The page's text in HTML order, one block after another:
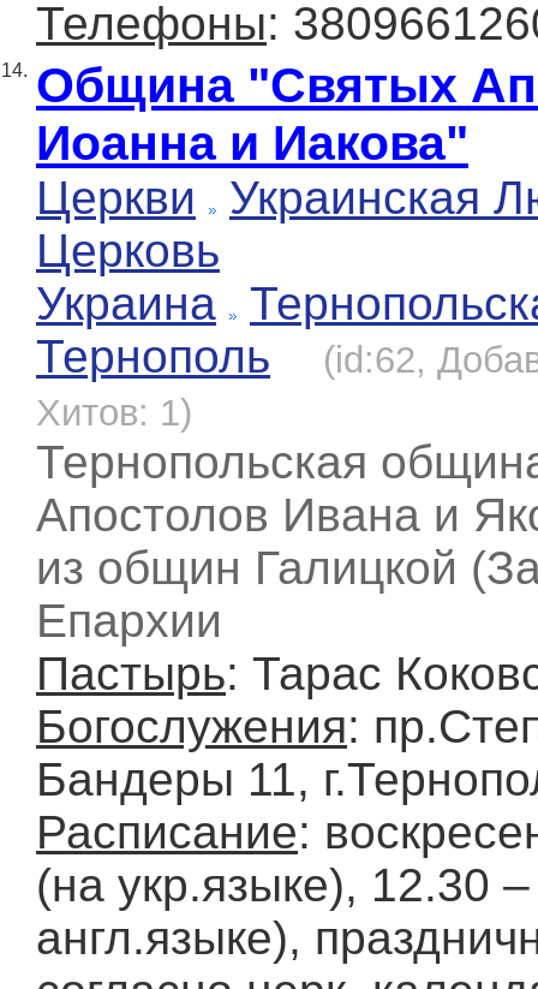
Телефоны:
14. Община "Святых
Иоанна и Иакова"
Церкви
Украинская
Церковь
Украина
Тернополь
(id:62,
Хитов: 1)
Тернопольская
Апостолов Ивана и
из общин Галицкой
Епархии
Пастырь: Тарас
Богослужения:
Бандеры 11,
Расписание:
(на укр.языке), 12.30
англ.языке),